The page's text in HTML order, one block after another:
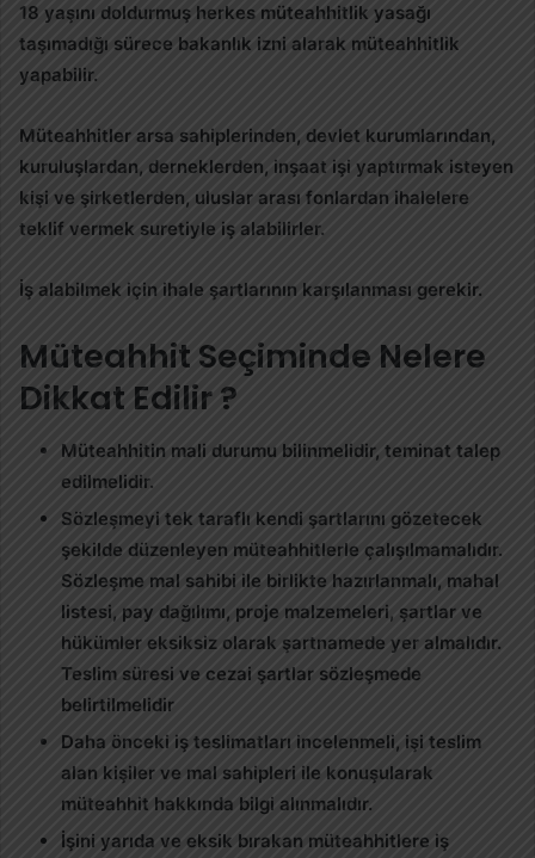
18 yaşını doldurmuş herkes müteahhitlik yasağı
taşımadığı sürece bakanlık izni alarak müteahhitlik
yapabilir.
Müteahhitler arsa sahiplerinden, devlet kurumlarından,
kuruluşlardan, derneklerden, inşaat işi yaptırmak isteyen
kişi ve şirketlerden, uluslar arası fonlardan ihalelere
teklif vermek suretiyle iş alabilirler.
İş alabilmek için ihale şartlarının karşılanması gerekir.
Müteahhit Seçiminde Nelere
Dikkat Edilir ?
Müteahhitin mali durumu bilinmelidir, teminat talep
edilmelidir.
Sözleşmeyi tek taraflı kendi şartlarını gözetecek
şekilde düzenleyen müteahhitlerle çalışılmamalıdır.
Sözleşme mal sahibi ile birlikte hazırlanmalı, mahal
listesi, pay dağılımı, proje malzemeleri, şartlar ve
hükümler eksiksiz olarak şartnamede yer almalıdır.
Teslim süresi ve cezai şartlar sözleşmede
belirtilmelidir
Daha önceki iş teslimatları incelenmeli, işi teslim
alan kişiler ve mal sahipleri ile konuşularak
müteahhit hakkında bilgi alınmalıdır.
İşini yarıda ve eksik bırakan müteahhitlere iş